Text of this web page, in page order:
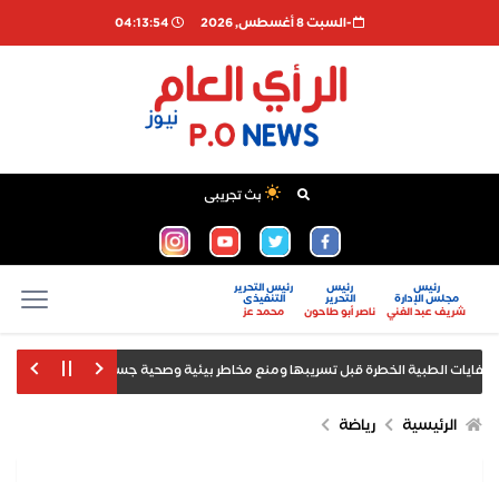
-السبت 8 أغسطس, 2026 04:13:54
بث تجريبى
رئيس
مجلس الإدارة
شريف عبد الغني
رئيس
التحرير
ناصر أبو طاحون
رئيس التحرير
التنفيذى
محمد عز
الرئيسية رياضة